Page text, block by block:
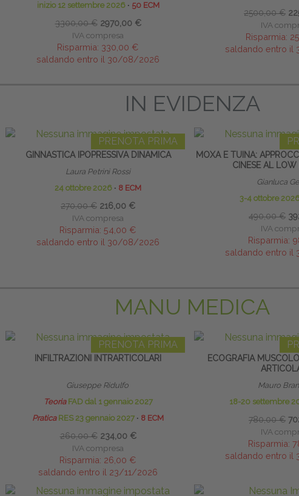
inizio 12 settembre 2026 ∙ 50 ECM
3300,00 € 2970,00 €
IVA compresa
Risparmia: 330,00 €
saldando entro il 30/08/2026
2500,00 €
IVA
Risparmia:
saldando entro
IN EVIDENZA
PRENOTA PRIMA
GINNASTICA IPOPRESSIVA DINAMICA
Laura Petrini Rossi
24 ottobre 2026 ∙ 8 ECM
270,00 € 216,00 €
IVA compresa
Risparmia: 54,00 €
saldando entro il 30/08/2026
MOXA E TUINA:
CINESE AL LOW
Gianluca
3-4 ottobre
490,00 €
IVA
Risparmia:
saldando entro
MANU MEDICA
PRENOTA PRIMA
INFILTRAZIONI INTRARTICOLARI
Giuseppe Ridulfo
Teoria FAD dal 1 gennaio 2027
PraticaRES 23 gennaio 2027 ∙ 8 ECM
260,00 € 234,00 €
IVA compresa
Risparmia: 26,00 €
saldando entro il 23/11/2026
ECOGRAFIA
Mauro
18-20 settembre
780,00 €
IVA
Risparmia:
saldando entro